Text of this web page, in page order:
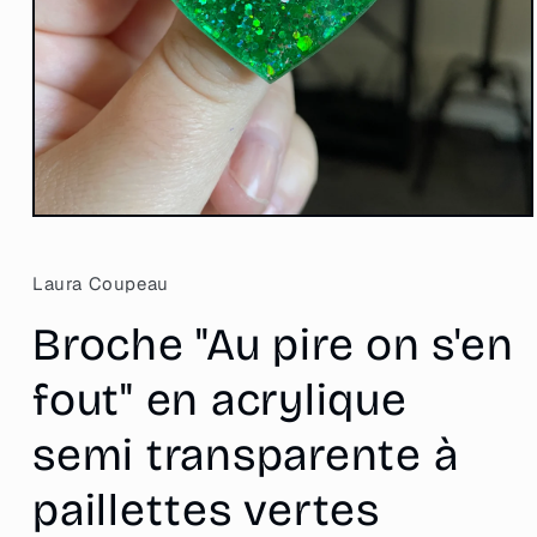
Ouvrir
1
dans
fenêtre
modale
Laura Coupeau
Broche "Au pire on s'en
fout" en acrylique
semi transparente à
paillettes vertes